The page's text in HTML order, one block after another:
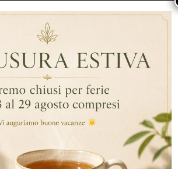
dimostrato che l’epigallocatechina
la secrezione di sebo
che provoca l’acne
acnes) nonché una significativa
causate dall’acne sulla
dermatiti
antinfiammatorio
, le proprietà del
a ridurre l’irritazione, il rossore e il
e se applicato sulla cute può anche